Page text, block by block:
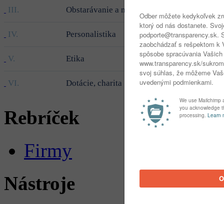
III. Obstarávanie a majetok
IV. Personalistika
V. Etika
VI. Dotácie, charita
Rebríček
Firmy
Nástroje